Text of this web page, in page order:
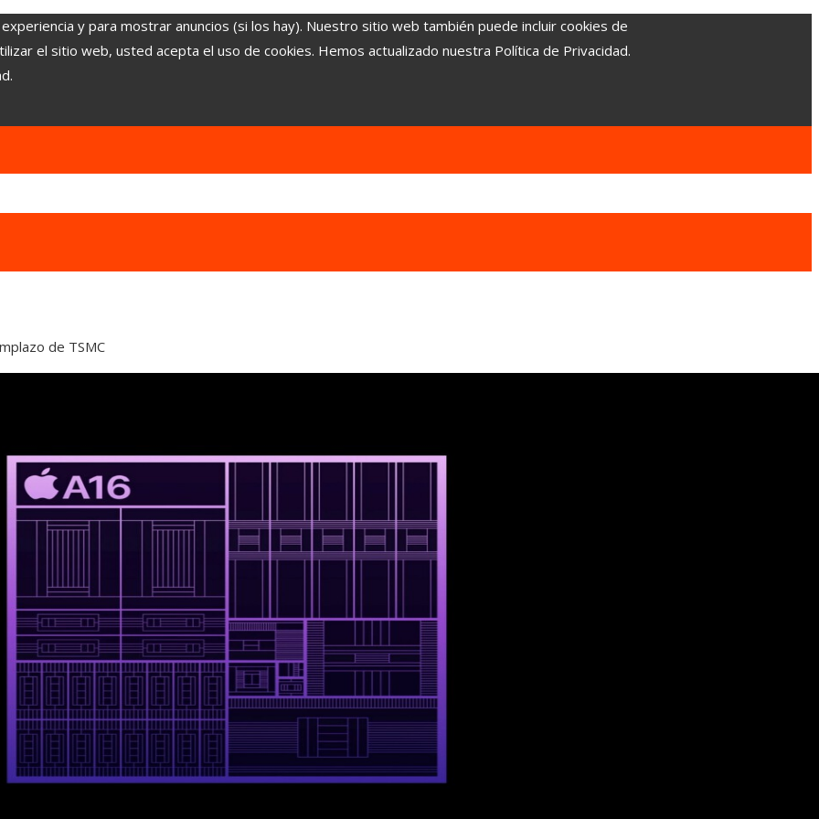
y para mostrar anuncios (si los hay). Nuestro sitio web también puede incluir cookies de
el sitio web, usted acepta el uso de cookies. Hemos actualizado nuestra Política de Privacidad.
de TSMC